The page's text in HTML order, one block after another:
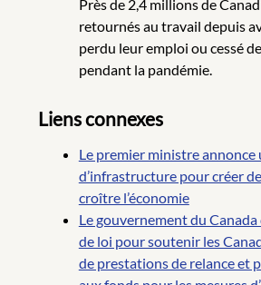
Près de 2,4 millions de
retournés au travail depuis
perdu leur emploi ou cessé
pendant la pandémie.
Liens connexes
Le premier ministre annonce
d’infrastructure pour créer
croître l’économie
Le gouvernement du
de loi pour soutenir les
de prestations de relance et